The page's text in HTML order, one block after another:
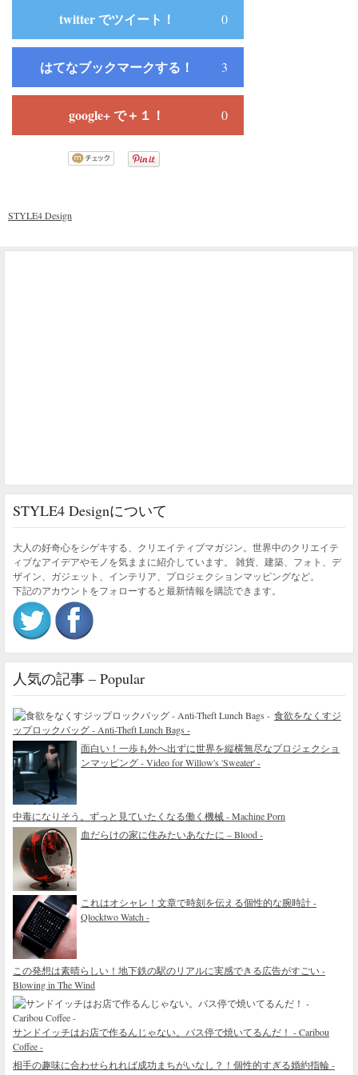
twitter でツイート！ 0
はてなブックマークする！ 3
google+ で＋１！ 0
STYLE4 Design
STYLE4 Designについて
大人の好奇心をシゲキする、クリエイティブマガジン。世界中のクリエイテ
ィブなアイデアやモノを気ままに紹介しています。 雑貨、建築、フォト、デ
ザイン、ガジェット、インテリア、プロジェクションマッピングなど。
下記のアカウントをフォローすると最新情報を購読できます。
人気の記事 – Popular
食欲をなくすジ
ップロックバッグ - Anti-Theft Lunch Bags -
面白い！一歩も外へ出ずに世界を縦横無尽なプロジェクショ
ンマッピング - Video for Willow's 'Sweater' -
中毒になりそう。ずっと見ていたくなる働く機械 - Machine Porn
血だらけの家に住みたいあなたに – Blood -
これはオシャレ！文章で時刻を伝える個性的な腕時計 -
Qlocktwo Watch -
この発想は素晴らしい！地下鉄の駅のリアルに実感できる広告がすごい -
Blowing in The Wind
サンドイッチはお店で作るんじゃない。バス停で焼いてるんだ！ - Caribou
Coffee -
相手の趣味に合わせられれば成功まちがいなし？！個性的すぎる婚約指輪 -